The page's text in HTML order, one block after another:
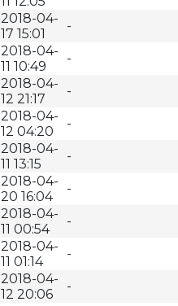
2018-04-
17 15:01
-
2018-04-
11 10:49
-
2018-04-
12 21:17
-
2018-04-
12 04:20
-
2018-04-
11 13:15
-
2018-04-
20 16:04
-
2018-04-
11 00:54
-
2018-04-
11 01:14
-
2018-04-
12 20:06
-